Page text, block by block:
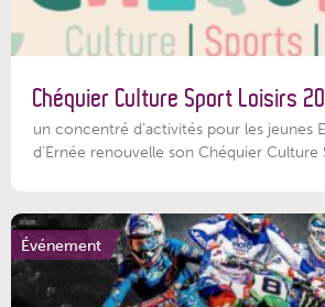
Chéquier Culture Sport Loisirs
un concentré d’activités pour les jeunes
d’Ernée renouvelle son Chéquier Culture
Événement